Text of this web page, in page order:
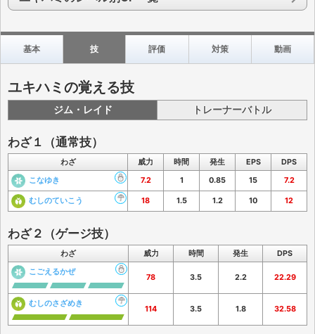
基本 技 評価 対策 動画
ユキハミの覚える技
ジム・レイド トレーナーバトル
わざ１（通常技）
わざ 威力 時間 発生 EPS
DPS
こなゆき
7.2 1 0.85 15 7.2
むしのていこう 18 1.5 1.2 10 12
わざ２（ゲージ技）
わざ 威力 時間 発生
DPS
こごえるかぜ
78 3.5 2.2 22.29
むしのさざめき
114 3.5 1.8 32.58